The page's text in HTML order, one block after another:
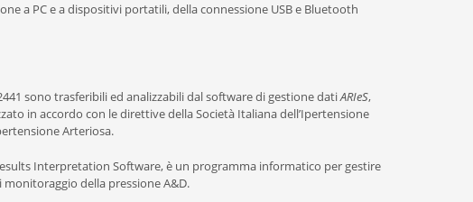
a PC e a dispositivi portatili, della connessione USB e Bluetooth
sono trasferibili ed analizzabili dal software di gestione datiARIeS,
in accordo con le direttive della Società Italiana dell’Ipertensione
Arteriosa.
Interpretation Software, è un programma informatico per gestire
della pressione A&D.